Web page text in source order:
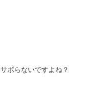
ボらないですよね？